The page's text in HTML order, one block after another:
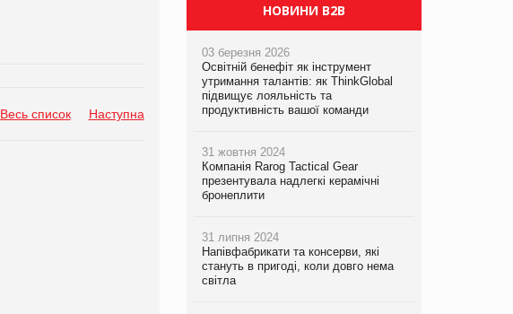
Весь список Наступна
НОВИНИ B2B
03 березня 2026
Освітній бенефіт як інструмент
утримання талантів: як ThinkGlobal
підвищує лояльність та
продуктивність вашої команди
31 жовтня 2024
Компанія Rarog Tactical Gear
презентувала надлегкі керамічні
бронеплити
31 липня 2024
Напівфабрикати та консерви, які
стануть в пригоді, коли довго нема
світла